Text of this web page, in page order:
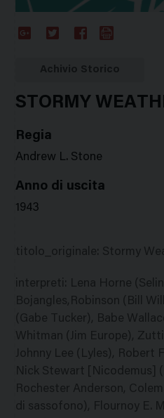
STORMY
Regia
Andrew L. Stone
Anno di uscita
1943
titolo_originale: Stormy
interpreti: Lena Horne
Bojangles,Robinson (Bill
(Gabe Tucker), Babe
Whitman (Jim Europe),
Johnny Lee (Lyles), Robert
Nick Stewart [Nicodemus]
Rochester Anderson,
di sassofono), Flournoy E.